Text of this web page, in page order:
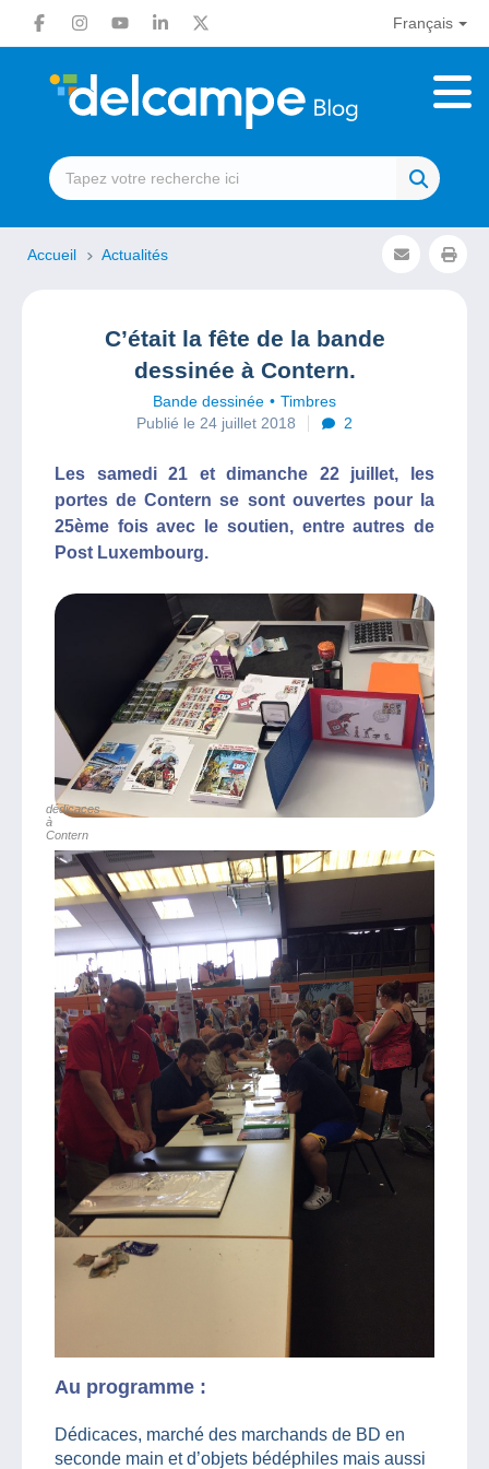
Français
Accueil Actualités
C’était la fête de la bande
dessinée à Contern.
Bande dessinée
Timbres
Publié le 24 juillet 2018
2
Les samedi 21 et dimanche 22 juillet, les
portes de Contern se sont ouvertes pour la
25ème fois avec le soutien, entre autres de
Post Luxembourg.
dédicaces
à
Contern
Au programme :
Dédicaces, marché des marchands de BD en
seconde main et d’objets bédéphiles mais aussi